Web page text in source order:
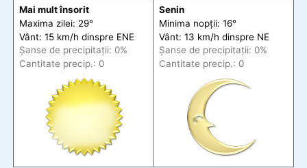
Mai mult însorit
Maxima zilei: 29°
Vânt: 15 km/h dinspre ENE
Șanse de precipitații: 0%
Cantitate precip.: 0
Senin
Minima nopții: 16°
Vânt: 13 km/h dinspre NE
Șanse de precipitații: 0%
Cantitate precip.: 0